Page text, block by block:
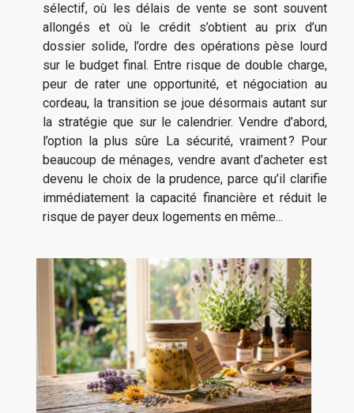
sélectif, où les délais de vente se sont souvent
allongés et où le crédit s’obtient au prix d’un
dossier solide, l’ordre des opérations pèse lourd
sur le budget final. Entre risque de double charge,
peur de rater une opportunité, et négociation au
cordeau, la transition se joue désormais autant sur
la stratégie que sur le calendrier. Vendre d’abord,
l’option la plus sûre La sécurité, vraiment ? Pour
beaucoup de ménages, vendre avant d’acheter est
devenu le choix de la prudence, parce qu’il clarifie
immédiatement la capacité financière et réduit le
risque de payer deux logements en même...